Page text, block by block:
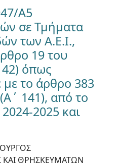
Α5
σε Τμήματα
των Α.Ε.Ι.,
19 του
όπως
με το άρθρο 383
141), από το
2025 και
ΚΑΙ ΘΡΗΣΚΕΥΜΑΤΩΝ